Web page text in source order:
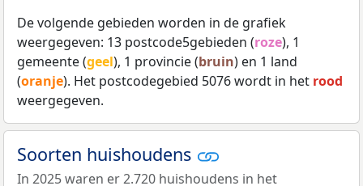
De volgende gebieden worden in de grafiek
weergegeven: 13 postcode5gebieden (roze), 1
gemeente (geel), 1 provincie (bruin) en 1 land
(oranje). Het postcodegebied 5076 wordt in het rood
weergegeven.
Soorten huishoudens
In 2025 waren er 2.720 huishoudens in het